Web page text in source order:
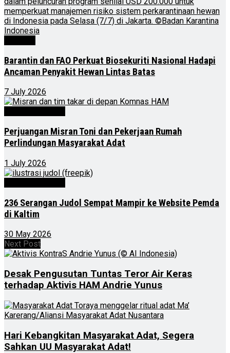
Barantin dan FAO Perkuat Biosekuriti Nasional Hadapi
Ancaman Penyakit Hewan Lintas Batas
7 July 2026
Perjuangan Misran Toni dan Pekerjaan Rumah
Perlindungan Masyarakat Adat
1 July 2026
236 Serangan Judol Sempat Mampir ke Website Pemda
di Kaltim
30 May 2026
Next Post
Desak Pengusutan Tuntas Teror Air Keras
terhadap Aktivis HAM Andrie Yunus
Hari Kebangkitan Masyarakat Adat, Segera
Sahkan UU Masyarakat Adat!